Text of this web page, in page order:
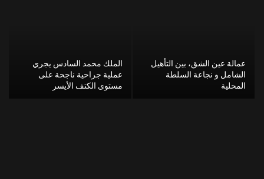
عمالة عين الشق، بين التأهيل
الشامل و نجاعة السلطة
المحلية
الملك محمد السادس يجري
عملية جراحية ناجحة على
مستوى الكتف الأيسر